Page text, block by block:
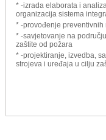
* -izrada elaborata i
organizacija sistema
* -provođenje preventivnih
* -savjetovanje na
zaštite od požara
* -projektiranje, izvedba,
strojeva i uređaja u cilju